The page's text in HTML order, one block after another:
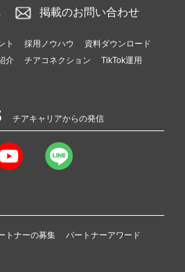
掲載のお問い合わせ
ト 採用ノウハウ
資料ダウンロード
介 チアコネクション
TikTok運用
チアキャリアからの発信
トナーの募集 パートナーアワード